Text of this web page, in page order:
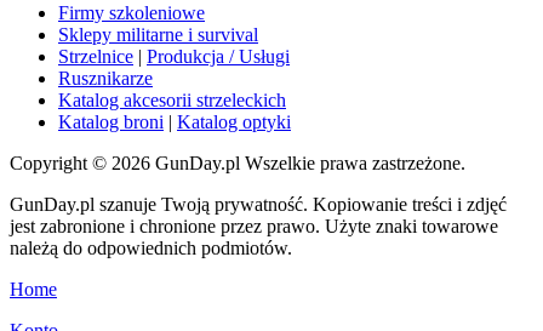
Firmy szkoleniowe
Sklepy militarne i survival
Strzelnice | Produkcja / Usługi
Rusznikarze
Katalog akcesorii strzeleckich
Katalog broni | Katalog optyki
Copyright © 2026 GunDay.pl Wszelkie prawa zastrzeżone.
GunDay.pl szanuje Twoją prywatność. Kopiowanie treści i zdjęć
jest zabronione i chronione przez prawo. Użyte znaki towarowe
należą do odpowiednich podmiotów.
Home